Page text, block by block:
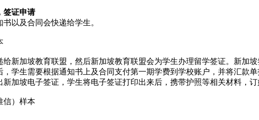
签证申请
以及合同会快递给学生。
加坡教育联盟，然后新加坡教育联盟会为学生办理留学签证。新加坡
，学生需要根据通知书上及合同支付第一期学费到学校账户，并将汇款
加坡电子签证，学生将电子签证打印出来后，携带护照等相关材料，订
信）样本